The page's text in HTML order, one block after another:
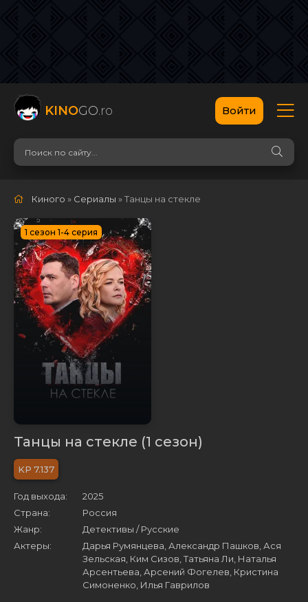
KINOGO.ro Войти
Киного » Сериалы » Танцы на стекле
1 сезон 1-4 серия
Танцы на стекле (1 сезон)
7.137
Год выхода:
2025
Страна:
Россия
Жанр:
Детективы / Русские
Актеры:
Дарья Румянцева, Александр Пашков, Ася
Зельская, Ким Сизов, Татьяна Ли, Наталья
Арсентьева, Арсений Фогелев, Кристина
Симоненко, Илья Гаврилов